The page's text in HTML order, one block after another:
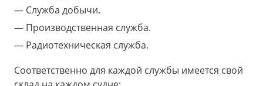
Служба добычи.
Производственная служба.
Радиотехническая служба.
Соответственно для каждой службы имеется свой